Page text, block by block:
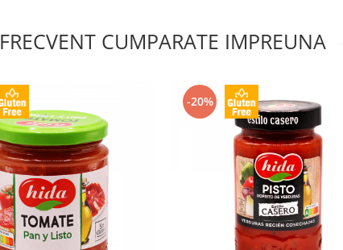
FRECVENT CUMPARATE IMPREUNA
-20%